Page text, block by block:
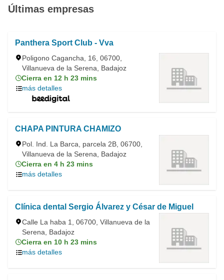
Últimas empresas
Panthera Sport Club - Vva
Poligono Cagancha, 16, 06700,
Villanueva de la Serena, Badajoz
Cierra en 12 h 23 mins
más detalles
CHAPA PINTURA CHAMIZO
Pol. Ind. La Barca, parcela 2B, 06700,
Villanueva de la Serena, Badajoz
Cierra en 4 h 23 mins
más detalles
Clínica dental Sergio Álvarez y César de Miguel
Calle La haba 1, 06700, Villanueva de la
Serena, Badajoz
Cierra en 10 h 23 mins
más detalles